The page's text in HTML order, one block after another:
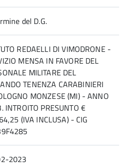
del D.G.
REDAELLI DI VIMODRONE -
MENSA IN FAVORE DEL
MILITARE DEL
TENENZA CARABINIERI
MONZESE (MI) - ANNO
INTROITO PRESUNTO €
(IVA INCLUSA) - CIG
2023